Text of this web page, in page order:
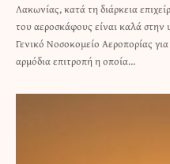
Λακωνίας, κατά τη διάρκεια
του αεροσκάφους είναι καλά στην
Γενικό Νοσοκομείο Αεροπορίας
αρμόδια επιτροπή η οποία…